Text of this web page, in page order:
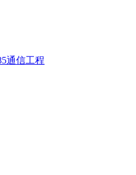
通信工程